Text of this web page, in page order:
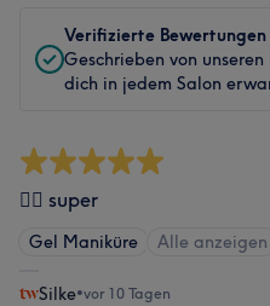
Verifizierte Bewertungen
Geschrieben von
dich in jedem Salon
👍🏻 super
Gel Maniküre Alle anzeigen
Silke•vor 10 Tagen